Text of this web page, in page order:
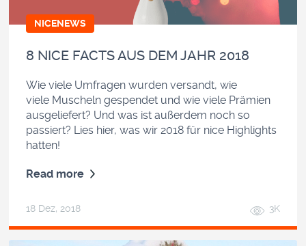
NICENEWS
8 NICE FACTS AUS DEM JAHR 2018
Wie viele Umfragen wurden versandt, wie
viele Muscheln gespendet und wie viele Prämien
ausgeliefert? Und was ist außerdem noch so
passiert? Lies hier, was wir 2018 für nice Highlights
hatten!
Read more
18 Dez, 2018 3K